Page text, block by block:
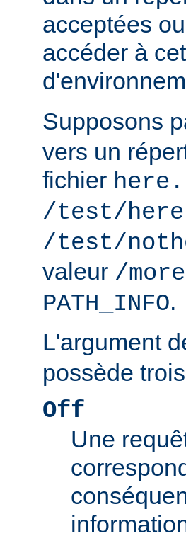
acceptées
accéder à
Supposons
vers un
fichier
/test/
/test/
valeur /more
PATH_INFO.
L'argument
possède
Off
Une